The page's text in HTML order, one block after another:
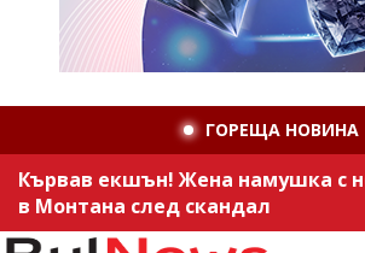
ГОРЕЩА НОВИНА
Кървав екшън! Жена намушка с
в Монтана след скандал